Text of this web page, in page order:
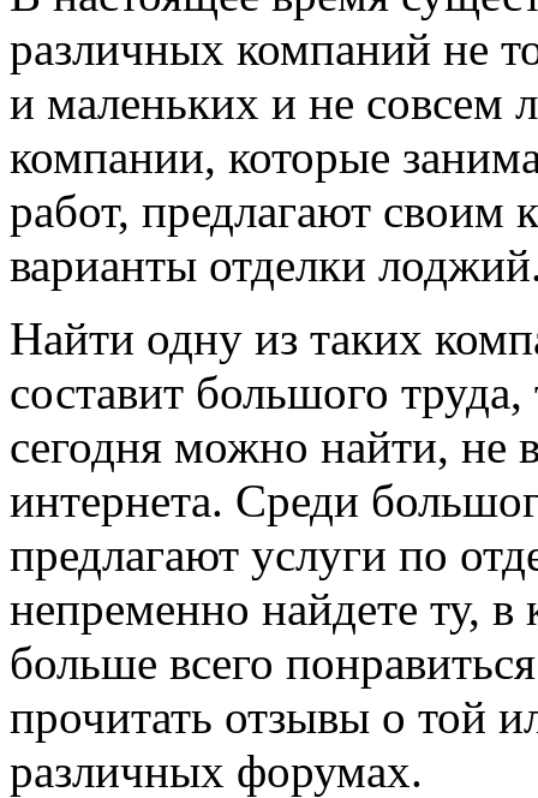
различных компаний не
и маленьких и не совсем
компании, которые
работ, предлагают
варианты отделки
Найти одну из таких
составит большого
сегодня можно найти,
интернета. Среди
предлагают услуги по
непременно найдете ту,
больше всего
прочитать отзывы о той
различных форумах.